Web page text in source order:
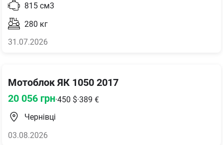
815 см3
280 кг
31.07.2026
Мотоблок ЯК 1050 2017
20 056 грн·450 $·389 €
Чернівці
03.08.2026